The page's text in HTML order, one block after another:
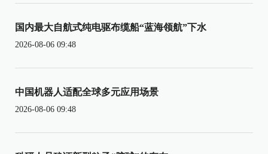
国内最大自航式纯电驱布缆船“蓝海领航”下水
2026-08-06 09:48
中国机器人适配全球多元应用场景
2026-08-06 09:48